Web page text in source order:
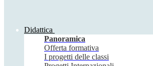
Didattica
Panoramica
Offerta formativa
I progetti delle classi